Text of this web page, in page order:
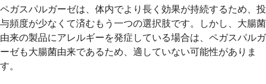
ペガスパルガーゼは、体内でより長く効果が持続するため、投
与頻度が少なくて済むもう一つの選択肢です。しかし、大腸菌
由来の製品にアレルギーを発症している場合は、ペガスパルガ
ーゼも大腸菌由来であるため、適していない可能性がありま
す。